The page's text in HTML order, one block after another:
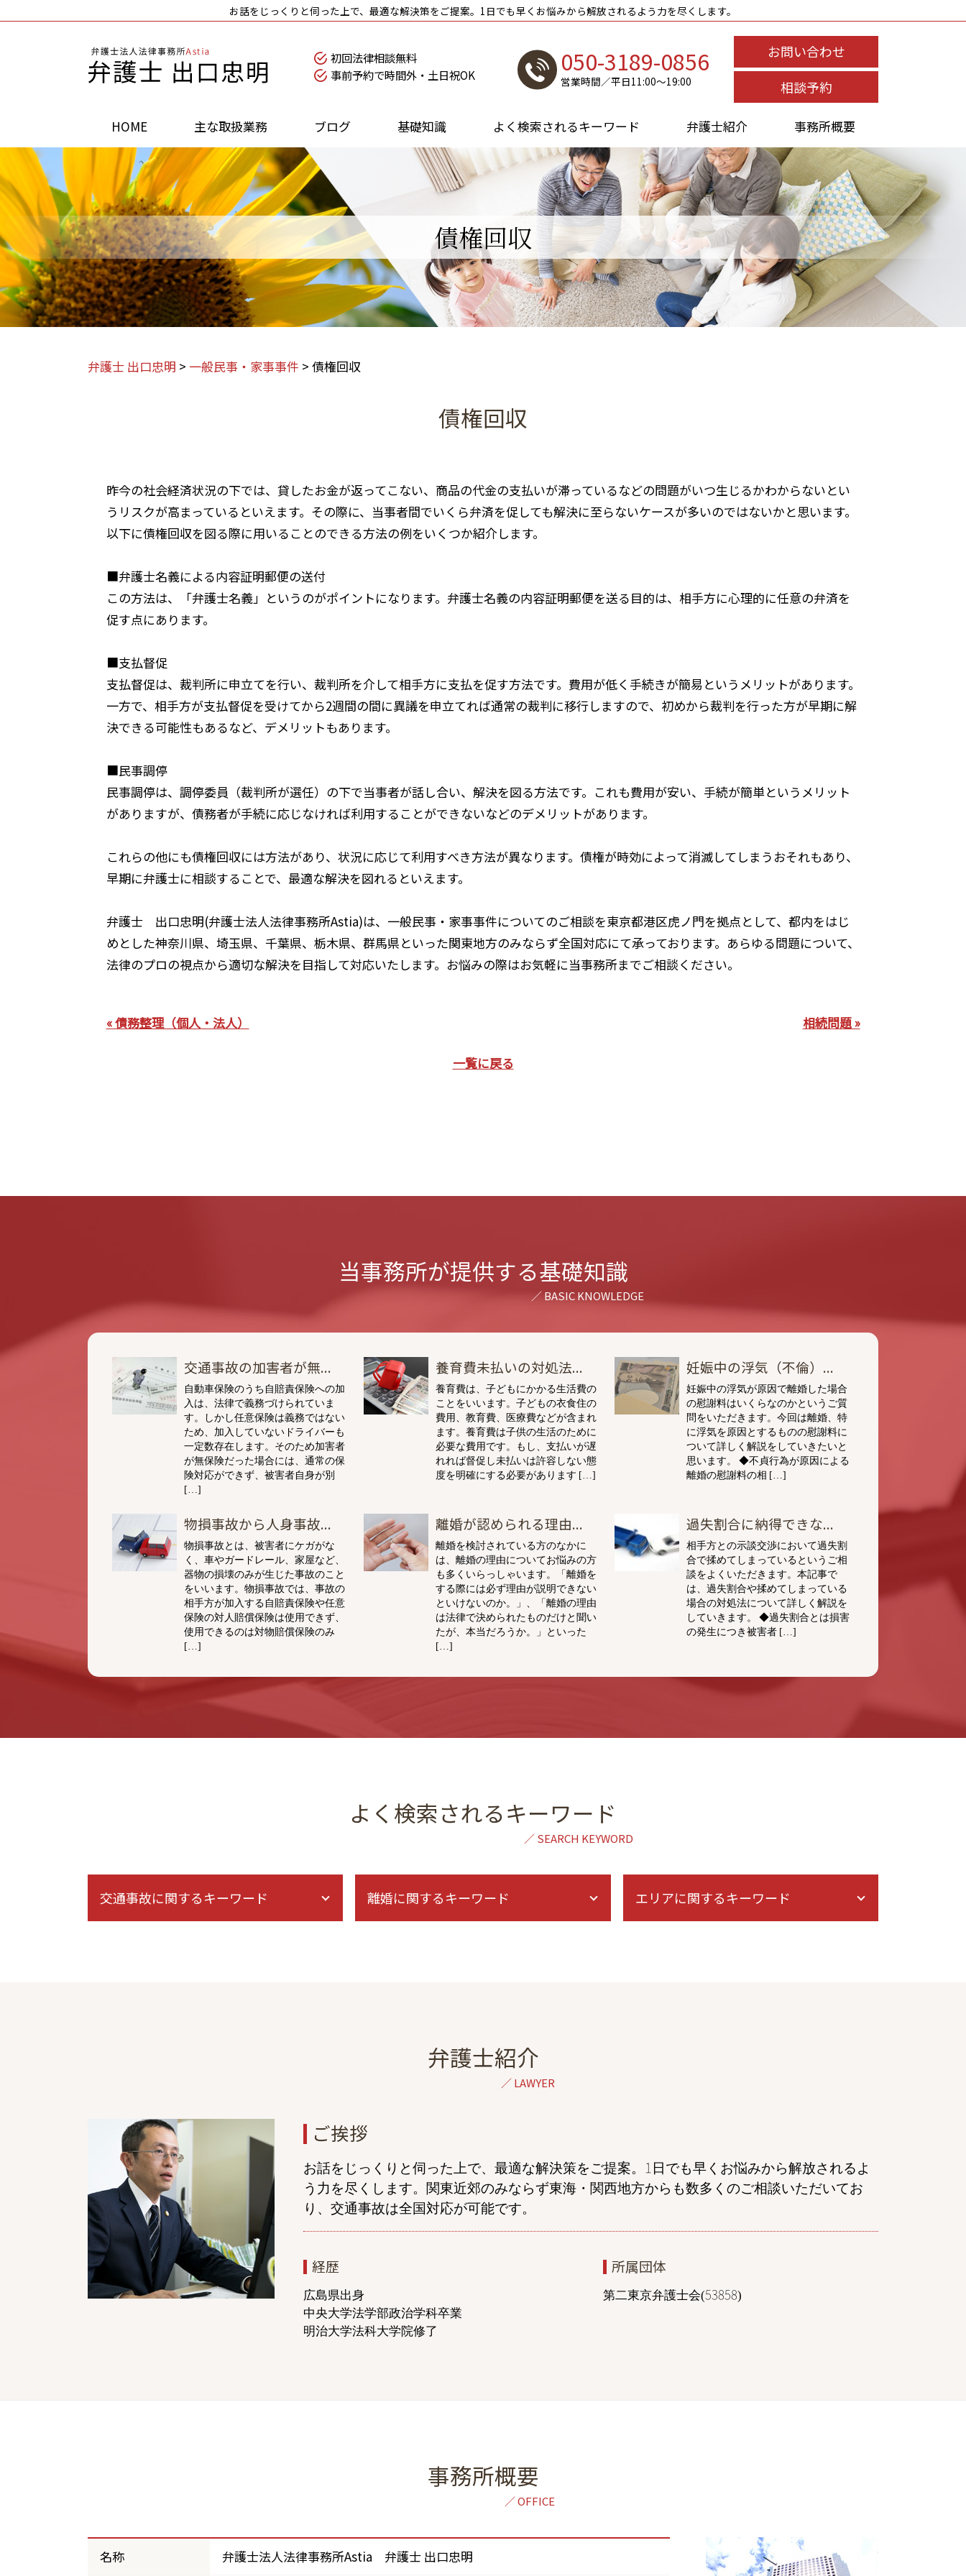
債権回収
お話をじっくりと伺った上で、最適な解決策をご提案。1日でも早くお悩みから解放されるよう力を尽くします。
初回法律相談無料
事前予約で時間外・土日祝OK
050-3189-0856
営業時間／平日11:00～19:00
お問い合わせ
相談予約
HOME 主な取扱業務 ブログ 基礎知識 よく検索されるキーワード 弁護士紹介 事務所概要
弁護士 出口忠明 > 一般民事・家事事件 > 債権回収
債権回収
昨今の社会経済状況の下では、貸したお金が返ってこない、商品の代金の支払いが滞っているなどの問題がいつ生じるかわからないとい
うリスクが高まっているといえます。その際に、当事者間でいくら弁済を促しても解決に至らないケースが多いのではないかと思います。
以下に債権回収を図る際に用いることのできる方法の例をいくつか紹介します。
■弁護士名義による内容証明郵便の送付
この方法は、「弁護士名義」というのがポイントになります。弁護士名義の内容証明郵便を送る目的は、相手方に心理的に任意の弁済を
促す点にあります。
■支払督促
支払督促は、裁判所に申立てを行い、裁判所を介して相手方に支払を促す方法です。費用が低く手続きが簡易というメリットがあります。
一方で、相手方が支払督促を受けてから2週間の間に異議を申立てれば通常の裁判に移行しますので、初めから裁判を行った方が早期に解
決できる可能性もあるなど、デメリットもあります。
■民事調停
民事調停は、調停委員（裁判所が選任）の下で当事者が話し合い、解決を図る方法です。これも費用が安い、手続が簡単というメリット
がありますが、債務者が手続に応じなければ利用することができないなどのデメリットがあります。
これらの他にも債権回収には方法があり、状況に応じて利用すべき方法が異なります。債権が時効によって消滅してしまうおそれもあり、
早期に弁護士に相談することで、最適な解決を図れるといえます。
弁護士 出口忠明(弁護士法人法律事務所Astia)は、一般民事・家事事件についてのご相談を東京都港区虎ノ門を拠点として、都内をはじ
めとした神奈川県、埼玉県、千葉県、栃木県、群馬県といった関東地方のみならず全国対応にて承っております。あらゆる問題について、
法律のプロの視点から適切な解決を目指して対応いたします。お悩みの際はお気軽に当事務所までご相談ください。
« 債務整理（個人・法人） 相続問題 »
一覧に戻る
当事務所が提供する基礎知識
交通事故の加害者が無...
自動車保険のうち自賠責保険への加
入は、法律で義務づけられていま
す。しかし任意保険は義務ではない
ため、加入していないドライバーも
一定数存在します。そのため加害者
が無保険だった場合には、通常の保
険対応ができず、被害者自身が別
[…]
養育費未払いの対処法...
養育費は、子どもにかかる生活費の
ことをいいます。子どもの衣食住の
費用、教育費、医療費などが含まれ
ます。養育費は子供の生活のために
必要な費用です。もし、支払いが遅
れれば督促し未払いは許容しない態
度を明確にする必要があります […]
妊娠中の浮気（不倫）...
妊娠中の浮気が原因で離婚した場合
の慰謝料はいくらなのかというご質
問をいただきます。今回は離婚、特
に浮気を原因とするものの慰謝料に
ついて詳しく解説をしていきたいと
思います。 ◆不貞行為が原因による
離婚の慰謝料の相 […]
物損事故から人身事故...
物損事故とは、被害者にケガがな
く、車やガードレール、家屋など、
器物の損壊のみが生じた事故のこと
をいいます。物損事故では、事故の
相手方が加入する自賠責保険や任意
保険の対人賠償保険は使用できず、
使用できるのは対物賠償保険のみ
[…]
離婚が認められる理由...
離婚を検討されている方のなかに
は、離婚の理由についてお悩みの方
も多くいらっしゃいます。「離婚を
する際には必ず理由が説明できない
といけないのか。」、「離婚の理由
は法律で決められたものだけと聞い
たが、本当だろうか。」といった
[…]
過失割合に納得できな...
相手方との示談交渉において過失割
合で揉めてしまっているというご相
談をよくいただきます。本記事で
は、過失割合や揉めてしまっている
場合の対処法について詳しく解説を
していきます。 ◆過失割合とは損害
の発生につき被害者 […]
よく検索されるキーワード
交通事故に関するキーワード
交通事故 ptsd
後遺障害 診断書 認定
追突事故 加害者 その後
休業損害 計算
右直事故 過失割合
通院費 事故
逸失利益とは
高次脳機能障害 等級認定
症状固定 期間
交通事故 逸失利益 計算
離婚に関するキーワード
dv 親権
離婚協議 応じない
婚姻費用 別居
離婚 調停 応じない
離婚 弁護士を立てて話し合い
離婚調停 1回で終わる
年収 養育費
エリアに関するキーワード
離婚 弁護士 相談 千葉
交通事故 弁護士 相談 全国対応
離婚 弁護士 相談 栃木
金銭トラブル 弁護士 相談 港区
弁護士紹介
ご挨拶
お話をじっくりと伺った上で、最適な解決策をご提案。1日でも早くお悩みから解放されるよ
う力を尽くします。関東近郊のみならず東海・関西地方からも数多くのご相談いただいてお
り、交通事故は全国対応が可能です。
経歴
広島県出身
中央大学法学部政治学科卒業
明治大学法科大学院修了
所属団体
第二東京弁護士会(53858)
事務所概要
名称 弁護士法人法律事務所Astia 弁護士 出口忠明